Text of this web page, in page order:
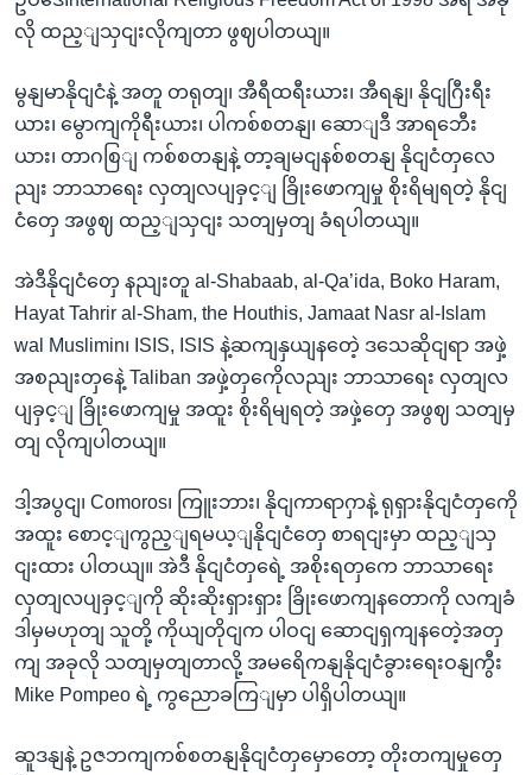
လို ထည့ျသှငျးလိုကျတာ ဖွဈပါတယျ။
မွနျမာနိုငျငံနဲ့ အတူ တရုတျ၊ အီရီထရီးယား၊ အီရနျ၊ နိုငျဂြီးရီး
ယား၊ မွောကျကိုရီးယား၊ ပါကစ်စတနျ၊ ဆောျဒီ အာရဘေီး
ယား၊ တာဂစြျ ကစ်စတနျနဲ့ တာ့ချမငျနစ်စတနျ နိုငျငံတှလေ
ညျး ဘာသာရေး လှတျလပျခှင့ျ ခြိုးဖောကျမှု စိုးရိမျရတဲ့ နိုငျ
ငံတှေ အဖွဈ ထည့ျသှငျး သတျမှတျ ခံရပါတယျ။
အဲဒီနိုငျငံတှေ နညျးတူ al-Shabaab, al-Qa’ida, Boko Haram,
Hayat Tahrir al-Sham, the Houthis, Jamaat Nasr al-Islam
wal Muslimin၊ ISIS, ISIS နဲ့ဆကျနှယျနတေဲ့ ဒသေဆိုငျရာ အဖှဲ့
အစညျးတှနေဲ့ Taliban အဖှဲ့တှကေိုလညျး ဘာသာရေး လှတျလ
ပျခှင့ျ ခြိုးဖောကျမှု အထူး စိုးရိမျရတဲ့ အဖှဲ့တှေ အဖွဈ သတျမှ
တျ လိုကျပါတယျ။
ဒါ့အပွငျ၊ Comoros၊ ကြူးဘား၊ နိုငျကာရာဂှာနဲ့ ရုရှားနိုငျငံတှကေို
အထူး စောင့ျကွည့ျရမယ့ျနိုငျငံတှေ စာရငျးမှာ ထည့ျသှ
ငျးထား ပါတယျ။ အဲဒီ နိုငျငံတှရေဲ့ အစိုးရတှကေ ဘာသာရေး
လှတျလပျခှင့ျကို ဆိုးဆိုးရှားရှား ခြိုးဖောကျနတောကို လကျခံ
ဒါမှမဟုတျ သူတို့ ကိုယျတိုငျက ပါဝငျ ဆောငျရှကျနတေဲ့အတှ
ကျ အခုလို သတျမှတျတာလို့ အမရေိကနျနိုငျငံခွားရေးဝနျကွီး
Mike Pompeo ရဲ့ ကွညောခကြျမှာ ပါရှိပါတယျ။
ဆူဒနျနဲ့ ဥဇဘကျကစ်စတနျနိုငျငံတှမှောတော့ တိုးတကျမှုတှေ